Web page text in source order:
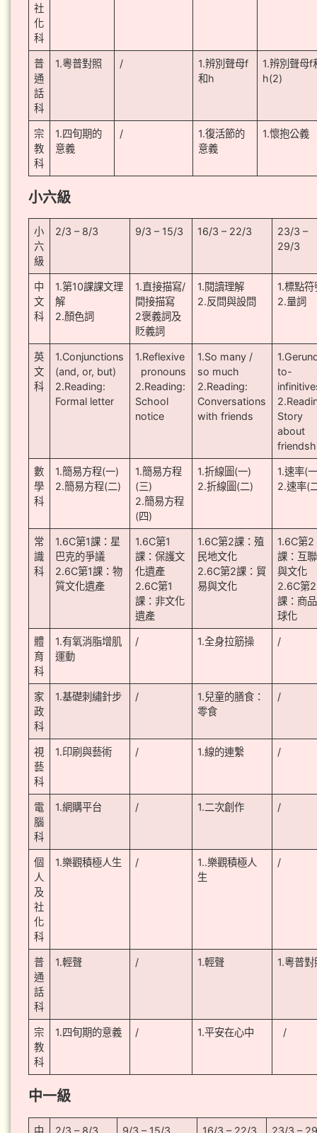
社
化
科
普
通
話
科
1.粵普對照 /
1.辨別聲母f
和h
1.辨別聲母f
h(2)
宗
教
科
1.四旬期的
意義
/
1.復活節的
意義
1.懷抱公義
小六級
小
六
級
2/3 – 8/3 9/3 – 15/3 16/3 – 22/3
23/3 –
29/3
中
文
科
1.第10課課文理
解
2.顏色詞
1.直接描寫/
間接描寫
2褒義詞及
貶義詞
1.閱讀理解
2.反問與設問
1.標點符
2.量詞
英
文
科
1.Conjunctions
(and, or, but)
2.Reading:
Formal letter
1.Reflexive
pronouns
2.Reading:
School
notice
1.So many /
so much
2.Reading:
Conversations
with friends
to-
Story
about
數
學
科
1.簡易方程(一)
2.簡易方程(二)
1.簡易方程
(三)
2.簡易方程
(四)
1.折線圖(一)
2.折線圖(二)
1.速率(
2.速率(
常
識
科
1.6C第1課：星
巴克的爭議
2.6C第1課：物
質文化遺產
1.6C第1
課：保護文
化遺產
2.6C第1
課：非文化
遺產
1.6C第2課：殖
民地文化
2.6C第2課：貿
易與文化
1.6C第2
課：互
與文化
2.6C第2
課：商
球化
體
育
科
1.有氧消脂增肌
運動
/ 1.全身拉筋操 /
家
政
科
1.基礎刺繡針步 /
1.兒童的膳食：
零食
/
視
藝
科
1.印刷與藝術 / 1.線的連繫 /
電
腦
科
1.網購平台 / 1.二次創作 /
個
人
及
社
化
科
1.樂觀積極人生 /
1..樂觀積極人
生
/
普
通
話
科
1.輕聲 / 1.輕聲 1.粵普對
宗
教
科
1.四旬期的意義 / 1.平安在心中 /
中一級
中 2/3 – 8/3 9/3 – 15/3 16/3 – 22/3 23/3 –